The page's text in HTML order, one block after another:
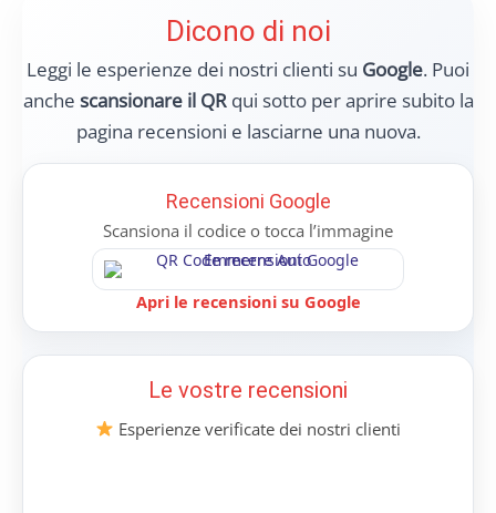
Dicono di noi
Leggi le esperienze dei nostri clienti su Google. Puoi
anche scansionare il QRqui sotto per aprire subito la
pagina recensioni e lasciarne una nuova.
Recensioni Google
Scansiona il codice o tocca l’immagine
Apri le recensioni su Google
Le vostre recensioni
Esperienze verificate dei nostri clienti